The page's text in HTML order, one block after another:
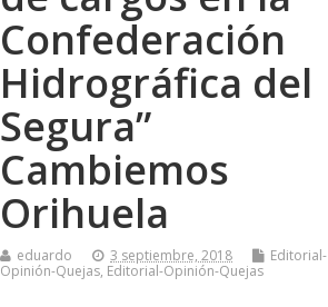
Confederación
Hidrográfica del
Segura”
Cambiemos
Orihuela
eduardo 3 septiembre, 2018
Editorial-
Opinión-Quejas, Editorial-Opinión-Quejas